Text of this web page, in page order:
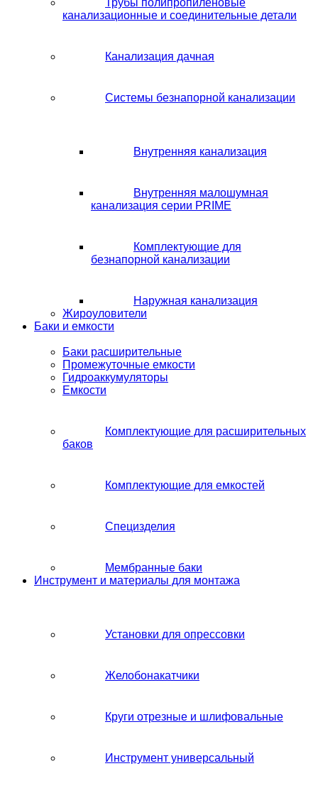
Трубы полипропиленовые
канализационные и соединительные детали
Канализация дачная
Системы безнапорной канализации
Внутренняя канализация
Внутренняя малошумная
канализация серии PRIME
Комплектующие для
безнапорной канализации
Наружная канализация
Жироуловители
Баки и емкости
Баки расширительные
Промежуточные емкости
Гидроаккумуляторы
Емкости
Комплектующие для расширительных
баков
Комплектующие для емкостей
Специзделия
Мембранные баки
Инструмент и материалы для монтажа
Установки для опрессовки
Желобонакатчики
Круги отрезные и шлифовальные
Инструмент универсальный